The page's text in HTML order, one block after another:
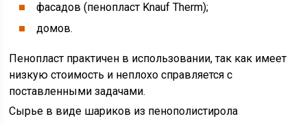
фасадов (пенопласт Knauf Therm);
домов.
Пенопласт практичен в использовании, так как имеет
низкую стоимость и неплохо справляется с
поставленными задачами.
Сырье в виде шариков из пенополистирола